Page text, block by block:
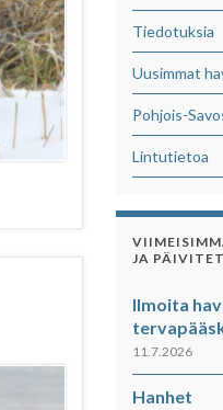
Tiedotuksia
Uusimmat
Pohjois-
Lintutietoa
JA
Ilmoita
11.7.2026
Hanhet